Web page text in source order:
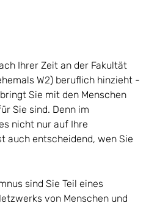
Ihrer Zeit an der Fakultät
W2) beruflich hinzieht -
Sie mit den Menschen
Sie sind. Denn im
nicht nur auf Ihre
auch entscheidend, wen Sie
sind Sie Teil eines
von Menschen und